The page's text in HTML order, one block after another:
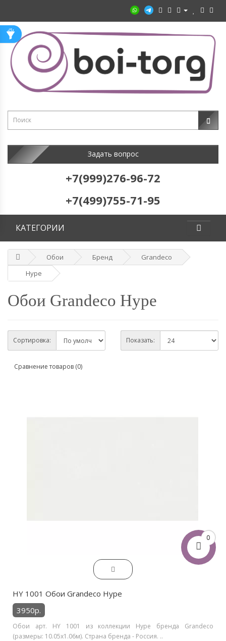
0
Задать вопрос
+7(999)276-96-72
+7(499)755-71-95
КАТЕГОРИИ
Обои Бренд
Grandeco
Hype
Обои Grandeco Hype
Сортировка: Показать:
Сравнение товаров (0)
HY 1001 Обои Grandeco Hype
3950р.
Обои арт. HY 1001 из коллекции Hype бренда Grandeco
(размеры: 10.05х1.06м). Страна бренда - Россия. ..